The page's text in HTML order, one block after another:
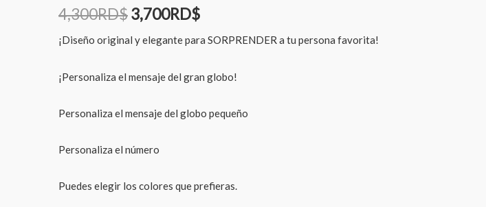
4,300RD$3,700RD$
¡Diseño original y elegante para SORPRENDER a tu persona favorita!
¡Personaliza el mensaje del gran globo!
Personaliza el mensaje del globo pequeño
Personaliza el número
Puedes elegir los colores que prefieras.